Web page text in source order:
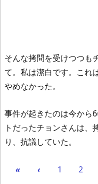
そんな拷問を受けつつも
て。私は潔白です。これ
やめなかった。
事件が起きたのは今から
トだったチョンさんは、
り、抗議していた。
« ‹ 1 2